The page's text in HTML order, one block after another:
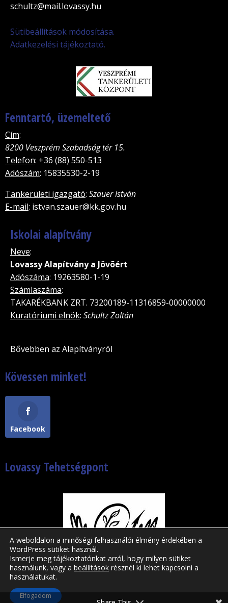
schultz@mail.lovassy.hu
Sütibeállítások módosítása.
Adatkezelési tájékoztató.
Fenntartó, üzemeltető
Cím:
8200 Veszprém Szabadság tér 15.
Telefon: +36 (88) 550-513
Adószám: 15835530-2-19
Tankerületi igazgató: Szauer István
E-mail: istvan.szauer@kk.gov.hu
Iskolai alapítvány
Neve:
Lovassy Alapítvány a Jövõért
Adószáma: 19263580-1-19
Számlaszáma:
TAKARÉKBANK ZRT. 73200189-11316859-00000000
Kuratóriumi elnök: Schultz Zoltán
Bővebben az Alapítványról
Kövessen minket!
Facebook
Lovassy Tehetségpont
Lovassy László Gimnázium © 2019-2026|
WordPress motor | Divi sablon
A weboldalon a minőségi felhasználói élmény érdekében a
WordPress sütiket használ.
Ismerje meg tájékoztatónkat arról, hogy milyen sütiket
használunk, vagy a beállítások résznél ki lehet kapcsolni a
használatukat.
Elfogadom